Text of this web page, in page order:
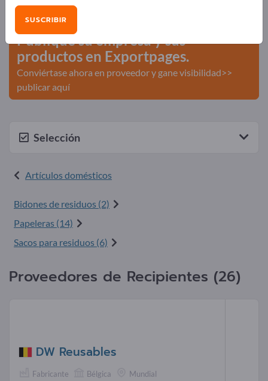
comerciales >> Empiece aquí
Publique su empresa y sus
productos en Exportpages.
Conviértase ahora en proveedor y gane visibilidad>>
publicar aquí
Selección
Artículos domésticos
Bidones de residuos (2)
Papeleras (14)
Sacos para residuos (6)
Proveedores de Recipientes (26)
DW Reusables
Fabricante Bélgica Mundial
SUSCRIBIR